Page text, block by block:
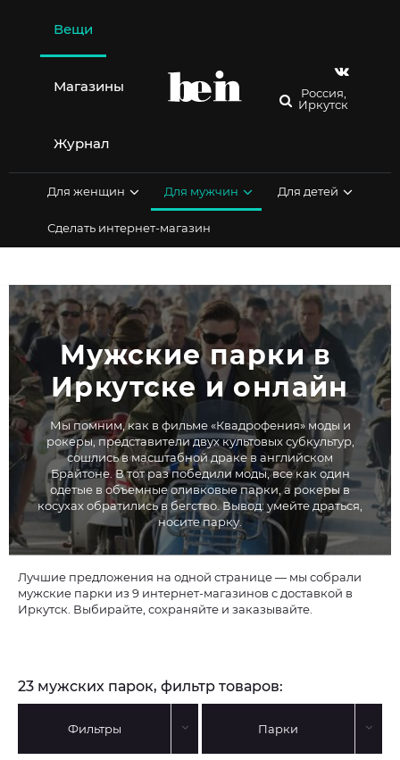
содержимому
Вещи
Магазины
Журнал
Россия,
Иркутск
Для женщин Для мужчин Для детей
Сделать интернет-магазин
Мужские парки в
Иркутске и онлайн
Мы помним, как в фильме «Квадрофения» моды и
рокеры, представители двух культовых субкультур,
сошлись в масштабной драке в английском
Брайтоне. В тот раз победили моды, все как один
одетые в объемные оливковые парки, а рокеры в
косухах обратились в бегство. Вывод: умейте драться,
носите парку.
Лучшие предложения на одной странице — мы собрали
мужские парки из 9 интернет-магазинов с доставкой в
Иркутск. Выбирайте, сохраняйте и заказывайте.
23 мужских парок, фильтр товаров:
Фильтры Парки